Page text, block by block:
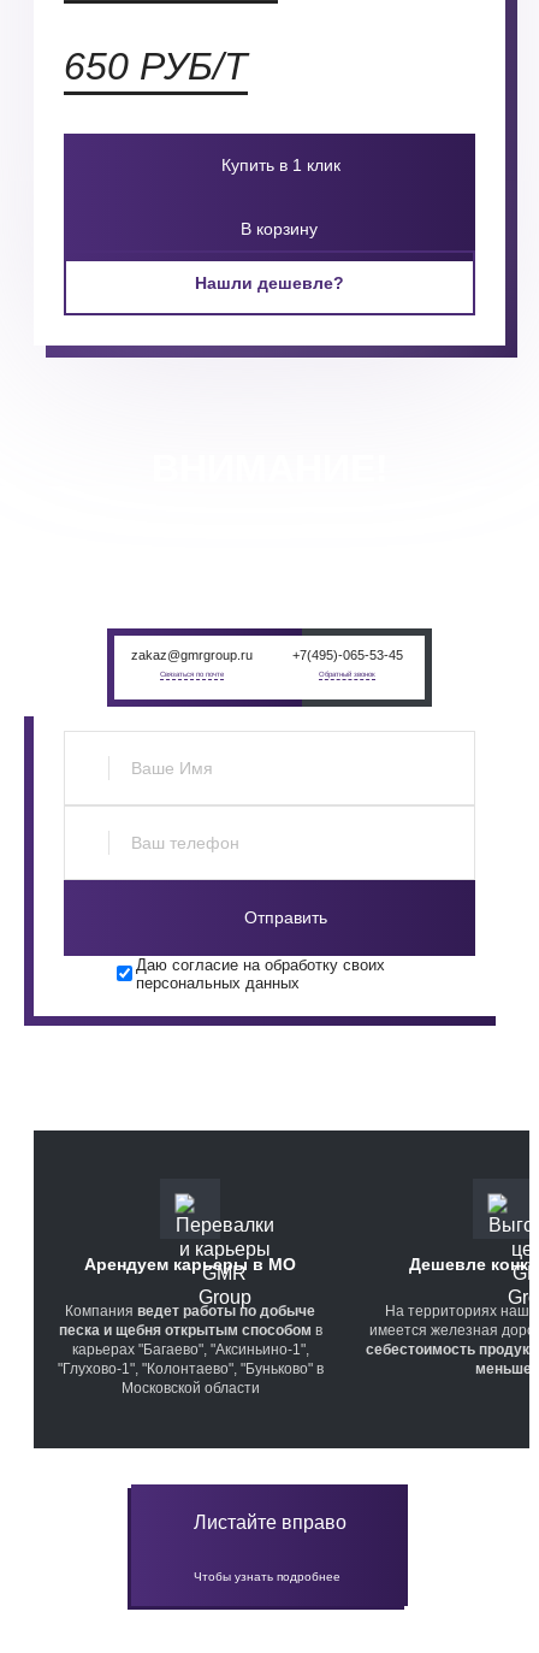
650 РУБ/Т
Купить в 1 клик
В корзину
Нашли дешевле?
zakaz@gmrgroup.ru
Связаться по почте
+7(495)-065-53-45
Обратный звонок
Отправить
Даю согласие на обработку своих
персональных данных
Арендуем карьеры в МО
Компания ведет работы по добыче
песка и щебня открытым способом в
карьерах "Багаево", "Аксиньино-1",
"Глухово-1", "Колонтаево", "Буньково" в
Московской области
Дешевле
На территориях
имеется железная
себестоимость
меньше
Листайте вправо
Чтобы узнать подробнее